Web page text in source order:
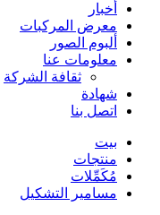
أخبار
معرض المركبات
ألبوم الصور
معلومات عنا
ثقافة الشركة
شهادة
اتصل بنا
بيت
منتجات
مُكَمِّلات
مسامير التشكيل